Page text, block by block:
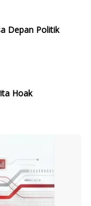
Depan Politik
Hoak